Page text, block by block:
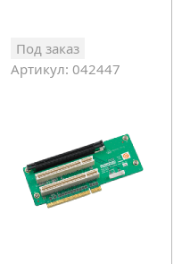
Под заказ
Артикул: 042447